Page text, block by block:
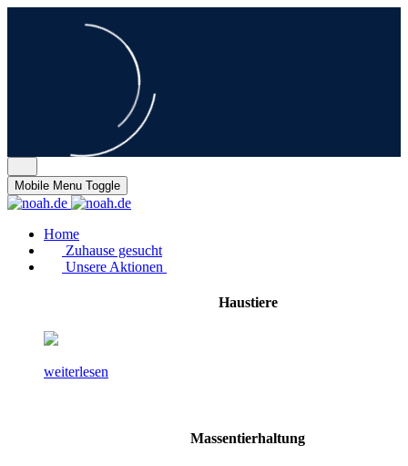
Mobile Menu Toggle
Home
Zuhause gesucht
Unsere Aktionen
Haustiere
weiterlesen
Massentierhaltung